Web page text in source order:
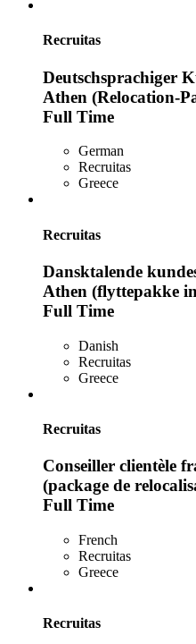
Recruitas
Deutschsprachiger
Athen (Relocation-
Full Time
German
Recruitas
Greece
Recruitas
Dansktalende
Athen (flyttepakke
Full Time
Danish
Recruitas
Greece
Recruitas
Conseiller clientèle
(package de
Full Time
French
Recruitas
Greece
Recruitas